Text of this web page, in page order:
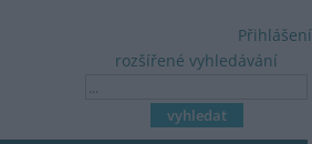
rozšířené vyhledávání
Přihlášení